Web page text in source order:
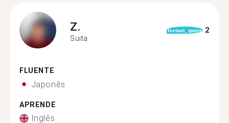
Z.
Suita
format_quote 2
FLUENTE
Japonês
APRENDE
Inglês